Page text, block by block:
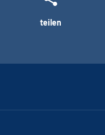
teilen